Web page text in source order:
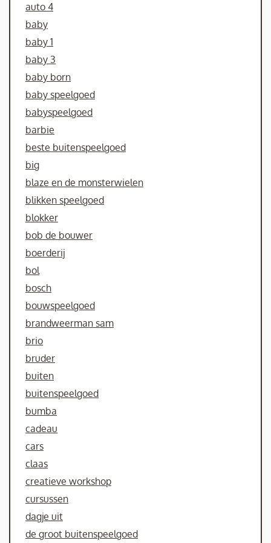
auto 4
baby
baby 1
baby 3
baby born
baby speelgoed
babyspeelgoed
barbie
beste buitenspeelgoed
big
blaze en de monsterwielen
blikken speelgoed
blokker
bob de bouwer
boerderij
bol
bosch
bouwspeelgoed
brandweerman sam
brio
bruder
buiten
buitenspeelgoed
bumba
cadeau
cars
claas
creatieve workshop
cursussen
dagje uit
de groot buitenspeelgoed